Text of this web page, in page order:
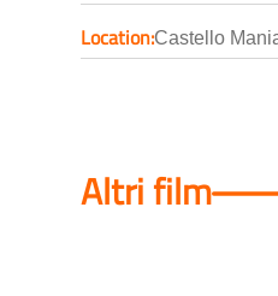
Location:Castello
Altri film